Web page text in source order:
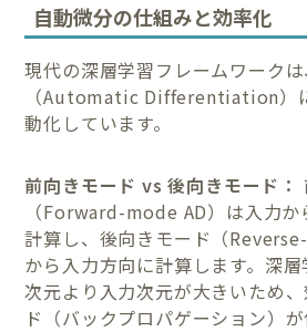
自動微分の仕組みと効率化
現代の深層学習フレームワーク
（Automatic Differentiation）
動化しています。
前向きモード vs 後向きモード：
（Forward-mode AD）は入力
計算し、後向きモード（
から入力方向に計算します。深
次元より入力次元が大きいため
ド（バックプロパゲーション）が